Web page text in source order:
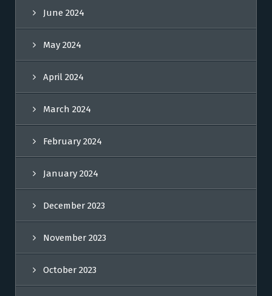
June 2024
May 2024
April 2024
March 2024
February 2024
January 2024
December 2023
November 2023
October 2023